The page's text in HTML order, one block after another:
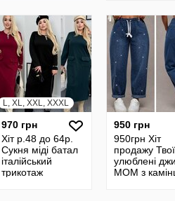
48-62,повномір
рукав
L, XL, XXL, XXXL
970 грн
Хіт р.48 до 64р.
Сукня міді батал
італійський
трикотаж
950 грн
950грн Хіт
продажу
улюблені
MOM з